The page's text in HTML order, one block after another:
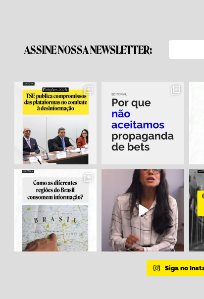
ASSINE NOSSA NEWSLETTER:
Siga no